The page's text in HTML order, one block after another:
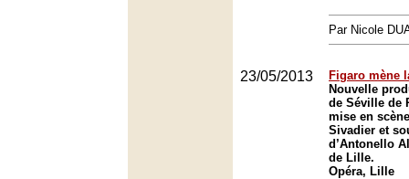
Par Nicole
23/05/2013
Figaro mène
Nouvelle
de Séville de
mise en
Sivadier et
d’Antonello
de Lille.
Opéra, Lille